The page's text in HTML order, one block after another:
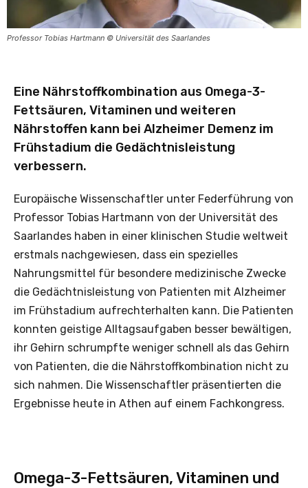
Professor Tobias Hartmann © Universität des Saarlandes
Eine Nährstoffkombination aus Omega-3-
Fettsäuren, Vitaminen und weiteren
Nährstoffen kann bei Alzheimer Demenz im
Frühstadium die Gedächtnisleistung
verbessern.
Europäische Wissenschaftler unter Federführung von
Professor Tobias Hartmann von der Universität des
Saarlandes haben in einer klinischen Studie weltweit
erstmals nachgewiesen, dass ein spezielles
Nahrungsmittel für besondere medizinische Zwecke
die Gedächtnisleistung von Patienten mit Alzheimer
im Frühstadium aufrechterhalten kann. Die Patienten
konnten geistige Alltagsaufgaben besser bewältigen,
ihr Gehirn schrumpfte weniger schnell als das Gehirn
von Patienten, die die Nährstoffkombination nicht zu
sich nahmen. Die Wissenschaftler präsentierten die
Ergebnisse heute in Athen auf einem Fachkongress.
Omega-3-Fettsäuren, Vitaminen und